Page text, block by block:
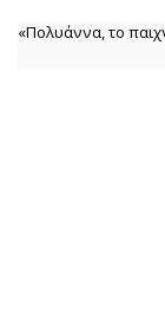
«Πολυάννα, το